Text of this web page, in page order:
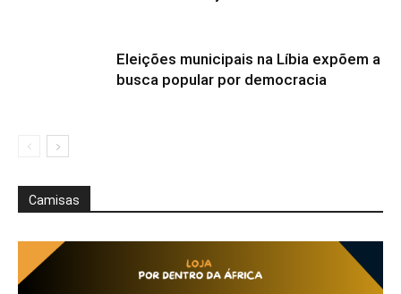
Eleições municipais na Líbia expõem a
busca popular por democracia
Camisas